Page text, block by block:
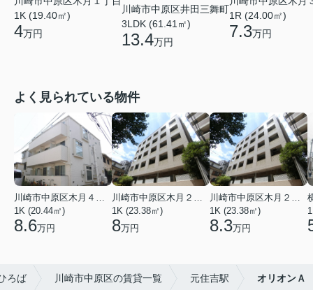
1K (19.40㎡)
4万円
川崎市中原区井田三舞町
3LDK (61.41㎡)
13.4万円
1R (24.00㎡)
7.3万円
よく見られている物件
川崎市中原区木月４丁目
1K (20.44㎡)
8.6万円
川崎市中原区木月２丁目
1K (23.38㎡)
8万円
川崎市中原区木月２丁目
1K (23.38㎡)
8.3万円
ろば 川崎市中原区の賃貸一覧 元住吉駅 オリオンＡ